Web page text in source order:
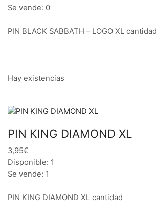
Se vende: 0
PIN BLACK SABBATH – LOGO XL cantidad
Hay existencias
PIN KING DIAMOND XL
3,95€
Disponible: 1
Se vende: 1
PIN KING DIAMOND XL cantidad